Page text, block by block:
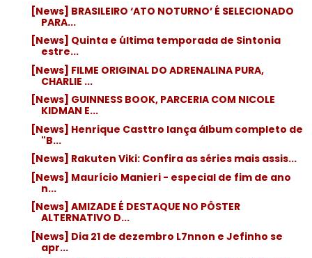
[News] BRASILEIRO ‘ATO NOTURNO’ É SELECIONADO
PARA...
[News] Quinta e última temporada de Sintonia
estre...
[News] FILME ORIGINAL DO ADRENALINA PURA,
CHARLIE ...
[News] GUINNESS BOOK, PARCERIA COM NICOLE
KIDMAN E...
[News] Henrique Casttro lança álbum completo de
"B...
[News] Rakuten Viki: Confira as séries mais assis...
[News] Maurício Manieri - especial de fim de ano
n...
[News] AMIZADE É DESTAQUE NO PÔSTER
ALTERNATIVO D...
[News] Dia 21 de dezembro L7nnon e Jefinho se
apr...